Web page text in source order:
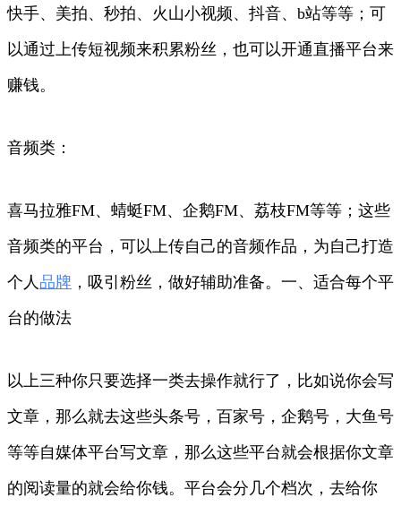
快手、美拍、秒拍、火山小视频、抖音、b站等等；可
以通过上传短视频来积累粉丝，也可以开通直播平台来
赚钱。
音频类：
喜马拉雅FM、蜻蜓FM、企鹅FM、荔枝FM等等；这些
音频类的平台，可以上传自己的音频作品，为自己打造
个人 品牌 ，吸引粉丝，做好辅助准备。一、适合每个平
台的做法
以上三种你只要选择一类去操作就行了，比如说你会写
文章，那么就去这些头条号，百家号，企鹅号，大鱼号
等等自媒体平台写文章，那么这些平台就会根据你文章
的阅读量的就会给你钱。平台会分几个档次，去给你